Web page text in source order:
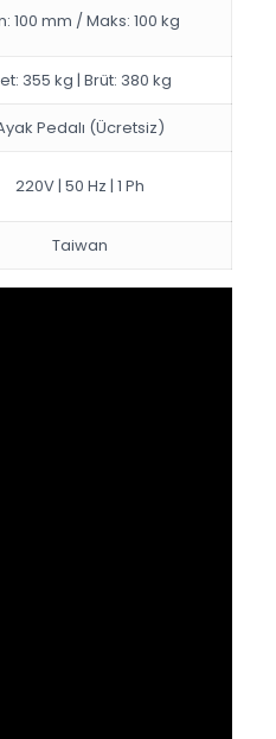
100 mm / Maks: 100 kg
355 kg | Brüt: 380 kg
Pedalı (Ücretsiz)
220V | 50 Hz | 1 Ph
Taiwan